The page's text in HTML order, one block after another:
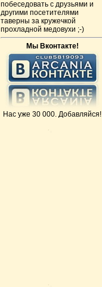
побеседовать с друзьями и
другими посетителями
таверны за кружечкой
прохладной медовухи ;-)
Мы Вконтакте!
Нас уже 30 000. Добавляйся!